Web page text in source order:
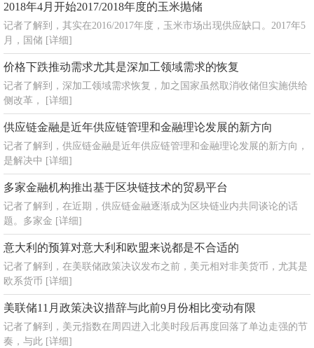
2018年4月开始2017/2018年度的玉米抛储
记者了解到，其实在2016/2017年度，玉米市场出现供应缺口。2017年5
月，国储 [详细]
价格下跌推动需求尤其是深加工领域需求的恢复
记者了解到，深加工领域需求恢复，加之国家虽然取消收储但实施供给
侧改革，
[详细]
供应链金融是近年供应链管理和金融理论发展的新方向
记者了解到，供应链金融是近年供应链管理和金融理论发展的新方向，
是解决中 [详细]
多家金融机构推出基于区块链技术的贸易平台
记者了解到，在近期，供应链金融逐渐成为区块链业内共同谈论的话
题。多家金 [详细]
意大利的预算对意大利和欧盟来说都是不合适的
记者了解到，在美联储政策决议发布之前，美元相对非美货币，尤其是
欧系货币 [详细]
美联储11月政策决议措辞与此前9月份相比变动有限
记者了解到，美元指数在周四进入北美时段后再度回落了单边走强的节
奏，与此 [详细]